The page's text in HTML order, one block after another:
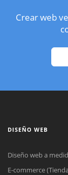
Crear web
DISEÑO WEB
Diseño web a
E-commerce